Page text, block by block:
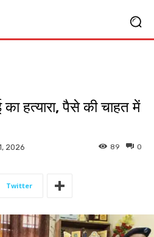
का हत्यारा, पैसे की चाहत में
2026 0
89
Twitter